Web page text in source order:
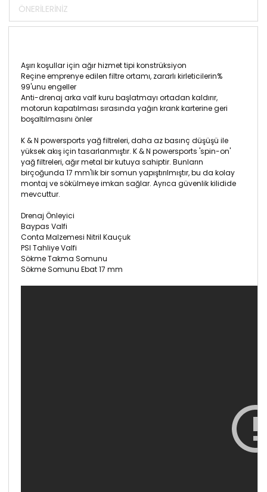
ÖNERILERINIZ
Aşırı koşullar için ağır hizmet tipi konstrüksiyon
Reçine emprenye edilen filtre ortamı, zararlı kirleticilerin%
99'unu engeller
Anti-drenaj arka valf kuru başlatmayı ortadan kaldırır,
motorun kapatılması sırasında yağın krank karterine geri
boşaltılmasını önler
K & N powersports yağ filtreleri, daha az basınç düşüşü ile
yüksek akış için tasarlanmıştır. K & N powersports 'spin-on'
yağ filtreleri, ağır metal bir kutuya sahiptir. Bunların
birçoğunda 17 mm'lik bir somun yapıştırılmıştır, bu da kolay
montaj ve sökülmeye imkan sağlar. Ayrıca güvenlik kilidide
mevcuttur.
Drenaj Önleyici
Baypas Valfi
Conta Malzemesi Nitril Kauçuk
PSI Tahliye Valfi
Sökme Takma Somunu
Sökme Somunu Ebat 17 mm